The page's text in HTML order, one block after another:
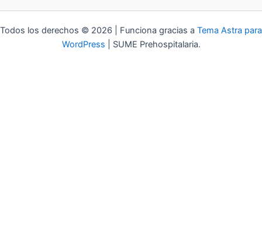
Todos los derechos © 2026 | Funciona gracias a Tema Astra para
WordPress | SUME Prehospitalaria.